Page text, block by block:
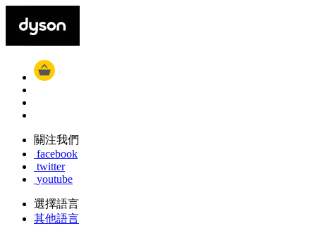
關注我們
facebook
twitter
youtube
選擇語言
其他語言